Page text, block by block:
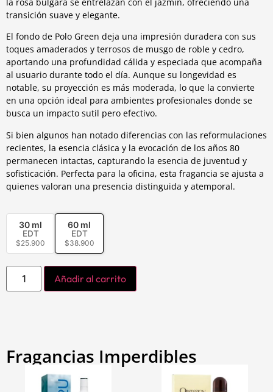
transición suave y elegante.
El fondo de Polo Green deja una impresión duradera con sus
toques amaderados y terrosos de musgo de roble y cedro,
aportando una profundidad cálida y especiada que acompaña
al usuario durante todo el día. Aunque su longevidad es
notable, su proyección es más moderada, lo que la convierte
en una opción ideal para ambientes profesionales donde se
busca un impacto sutil pero efectivo.
Si bien algunos han notado diferencias con las reformulaciones
recientes, la esencia clásica y la evocación de los años 80
permanecen intactas, capturando la esencia de juventud y
sofisticación. Perfecta para la oficina, esta fragancia se ajusta a
quienes valoran una presencia distinguida y atemporal.
30 ml
EDT
$25.900
60 ml
EDT
$38.900
Añadir al carrito
Fragancias Imperdibles